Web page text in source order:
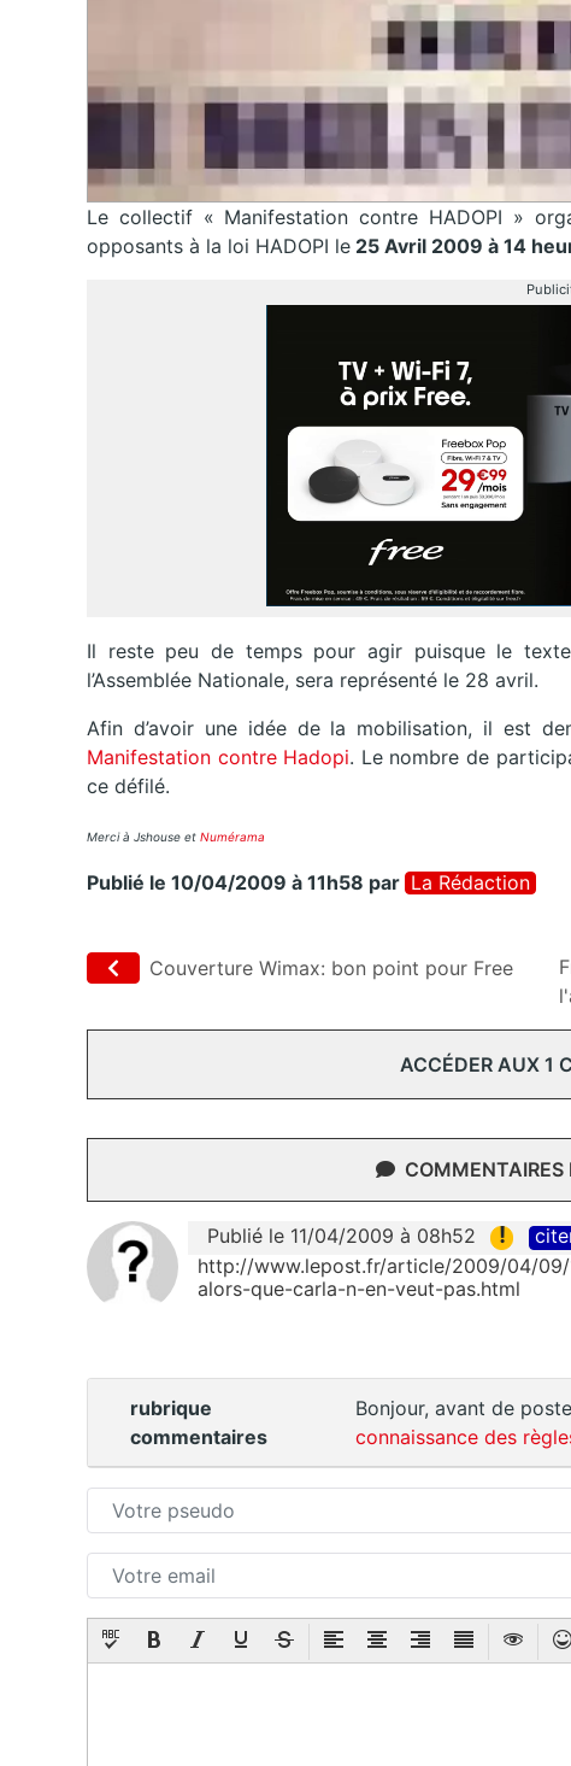
Le collectif « Manifestation contre HADOPI »
opposants à la loi HADOPI le 25 Avril 2009 à 14
Il reste peu de temps pour agir puisque le
l’Assemblée Nationale, sera représenté le 28 avril.
Afin d’avoir une idée de la mobilisation, il est
Manifestation contre Hadopi. Le nombre de
ce défilé.
Merci à Jshouse et Numérama
Publié le 10/04/2009 à 11h58 par La Rédaction
Couverture Wimax: bon point pour Free
ACCÉDER AUX 1
COMMENTAIRES
Publié le 11/04/2009 à 08h52 !
http://www.lepost.fr/article/2009/04/
alors-que-carla-n-en-veut-pas.html
rubrique
commentaires
Bonjour, avant de
connaissance des